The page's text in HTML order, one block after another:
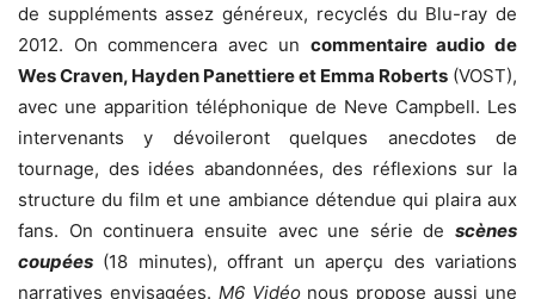
de suppléments assez généreux, recyclés du Blu-ray de
2012. On commencera avec un commentaire audio de
Wes Craven, Hayden Panettiere et Emma Roberts (VOST),
avec une apparition téléphonique de Neve Campbell. Les
intervenants y dévoileront quelques anecdotes de
tournage, des idées abandonnées, des réflexions sur la
structure du film et une ambiance détendue qui plaira aux
fans. On continuera ensuite avec une série de scènes
coupées (18 minutes), offrant un aperçu des variations
narratives envisagées. M6 Vidéonous propose aussi une